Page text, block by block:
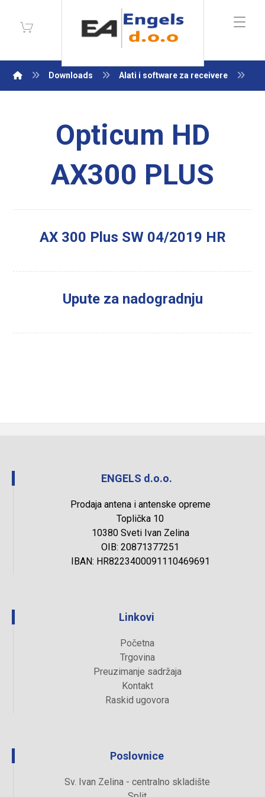
Downloads Alati i software za receivere
Opticum HD
AX300 PLUS
AX 300 Plus SW 04/2019 HR
Upute za nadogradnju
ENGELS d.o.o.
Prodaja antena i antenske opreme
Toplička 10
10380 Sveti Ivan Zelina
OIB: 20871377251
IBAN: HR8223400091110469691
Linkovi
Početna
Trgovina
Preuzimanje sadržaja
Kontakt
Raskid ugovora
Poslovnice
Sv. Ivan Zelina - centralno skladište